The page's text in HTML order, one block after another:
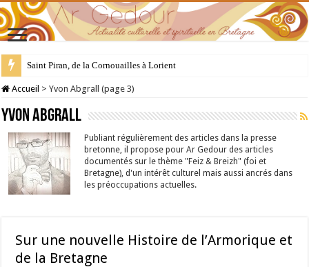
28 juillet : Saint Samson de Dol, père de la Bretagne chrétienne
Accueil > Yvon Abgrall (page 3)
Yvon Abgrall
Publiant régulièrement des articles dans la presse
bretonne, il propose pour Ar Gedour des articles
documentés sur le thème "Feiz & Breizh" (foi et
Bretagne), d'un intérêt culturel mais aussi ancrés dans
les préoccupations actuelles.
Sur une nouvelle Histoire de l’Armorique et
de la Bretagne